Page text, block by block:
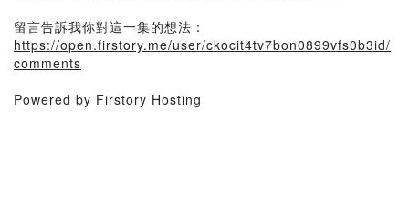
留言告訴我你對這一集的想法：
https://open.firstory.me/user/ckocit4tv7bon0899vfs0b3id/
comments
Powered by Firstory Hosting